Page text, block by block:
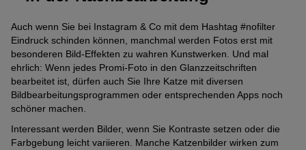
Auch wenn Sie bei Instagram & Co mit dem Hashtag #nofilter
Eindruck schinden können, manchmal werden Fotos erst mit
besonderen Bild-Effekten zu wahren Kunstwerken. Und mal
ehrlich: Wenn jedes Promi-Foto in den Glanzzeitschriften
bearbeitet ist, dürfen auch Sie Ihre Katze mit diversen
Bildbearbeitungsprogrammen oder entsprechenden Apps noch
schöner machen.
Interessant werden Bilder, wenn Sie Kontraste setzen oder die
Farbgebung leicht variieren. Manche Katzenbilder wirken zum